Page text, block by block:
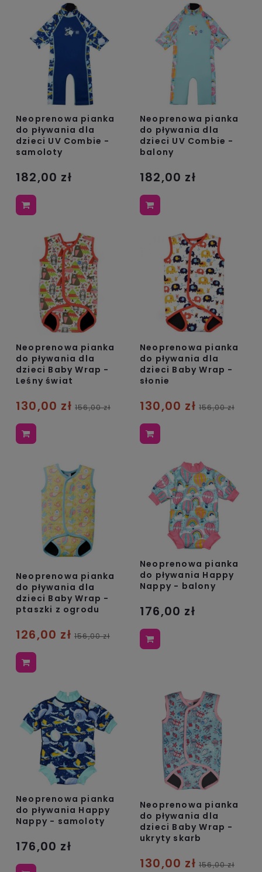
Neoprenowa pianka
do pływania dla
dzieci UV Combie -
samoloty
182,00 zł
Neoprenowa pianka
do pływania dla
dzieci UV Combie -
balony
182,00 zł
Neoprenowa pianka
do pływania dla
dzieci Baby Wrap -
Leśny świat
130,00 zł 156,00 zł
Neoprenowa pianka
do pływania dla
dzieci Baby Wrap -
słonie
130,00 zł 156,00 zł
Neoprenowa pianka
do pływania dla
dzieci Baby Wrap -
ptaszki z ogrodu
126,00 zł 156,00 zł
Neoprenowa pianka
do pływania Happy
Nappy - balony
176,00 zł
Neoprenowa pianka
do pływania Happy
Nappy - samoloty
176,00 zł
Neoprenowa pianka
do pływania dla
dzieci Baby Wrap -
ukryty skarb
130,00 zł 156,00 zł